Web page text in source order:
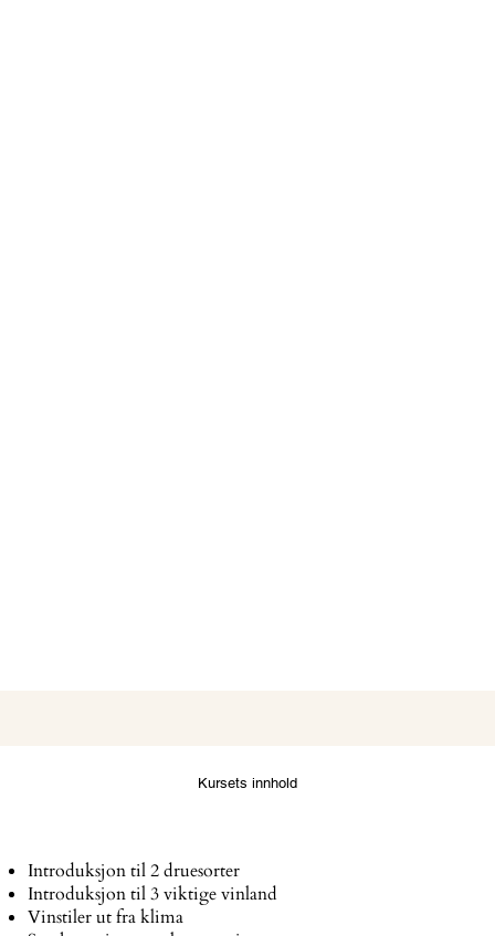
Kursets innhold
Introduksjon til 2 druesorter
Introduksjon til 3 viktige vinland
Vinstiler ut fra klima